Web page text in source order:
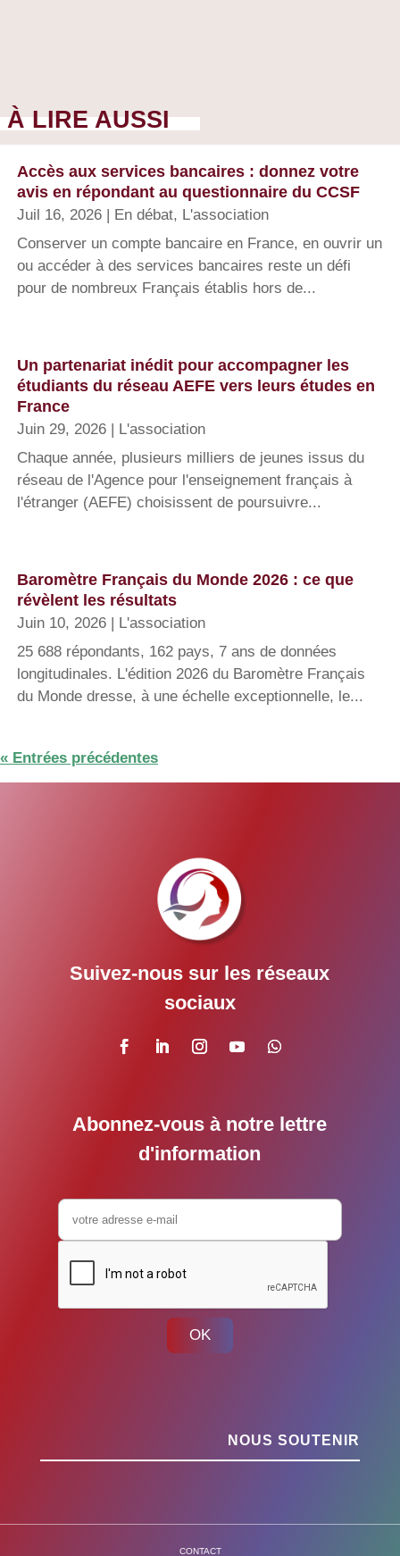
À LIRE AUSSI
Accès aux services bancaires : donnez votre
avis en répondant au questionnaire du CCSF
Juil 16, 2026 En débat, L'association
Conserver un compte bancaire en France, en ouvrir un
ou accéder à des services bancaires reste un défi
pour de nombreux Français établis hors de...
Un partenariat inédit pour accompagner les
étudiants du réseau AEFE vers leurs études en
France
Juin 29, 2026
L'association
Chaque année, plusieurs milliers de jeunes issus du
réseau de l'Agence pour l'enseignement français à
l'étranger (AEFE) choisissent de poursuivre...
Baromètre Français du Monde 2026 : ce que
révèlent les résultats
Juin 10, 2026
L'association
25 688 répondants, 162 pays, 7 ans de données
longitudinales. L'édition 2026 du Baromètre Français
du Monde dresse, à une échelle exceptionnelle, le...
« Entrées précédentes
Suivez-nous sur les réseaux
sociaux
Abonnez-vous à notre lettre
d'information
OK
NOUS SOUTENIR
CONTACT